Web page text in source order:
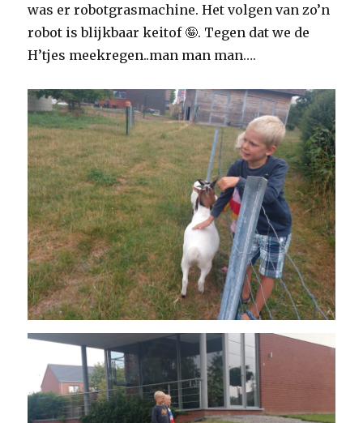
was er robotgrasmachine. Het volgen van zo’n
robot is blijkbaar keitof 🤪. Tegen dat we de
H’tjes meekregen..man man man….